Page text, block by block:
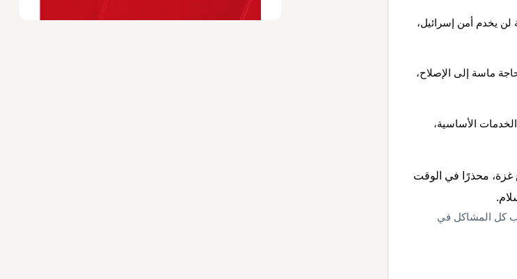
لن يخدم أمن إسرائيل،
ماسة إلى الإصلاح،
الأساسية،
غزة، محذرًا في الوقت
كل المشاكل في